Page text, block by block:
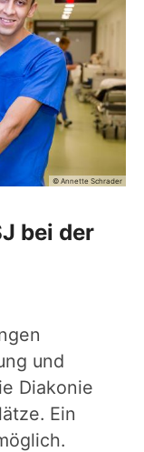
© Annette Schrader
bei der
und
Diakonie
Ein